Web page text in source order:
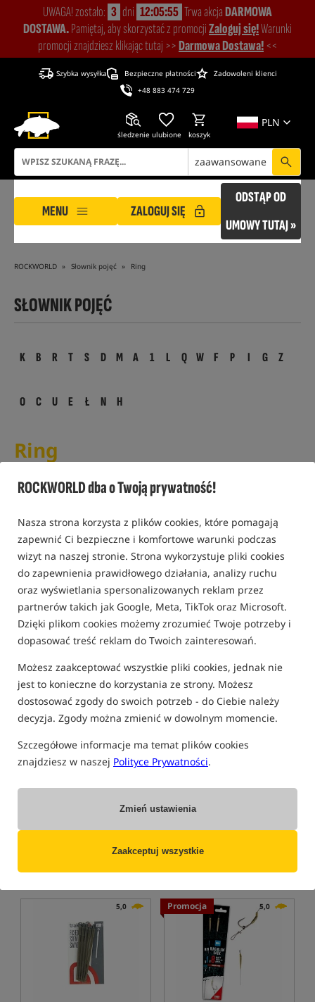
ROCKWORLD dba o Twoją prywatność!
Nasza strona korzysta z plików cookies, które pomagają
zapewnić Ci bezpieczne i komfortowe warunki podczas
wizyt na naszej stronie. Strona wykorzystuje pliki cookies
do zapewnienia prawidłowego działania, analizy ruchu
oraz wyświetlania spersonalizowanych reklam przez
partnerów takich jak Google, Meta, TikTok oraz Microsoft.
Dzięki plikom cookies możemy zrozumieć Twoje potrzeby i
dopasować treść reklam do Twoich zainteresowań.
Możesz zaakceptować wszystkie pliki cookies, jednak nie
jest to konieczne do korzystania ze strony. Możesz
dostosować zgody do swoich potrzeb - do Ciebie należy
decyzja. Zgody można zmienić w dowolnym momencie.
Szczegółowe informacje ma temat plików cookies
znajdziesz w naszej Polityce Prywatności.
Zmień ustawienia
Zaakceptuj wszystkie
UWAGA! zostało: 3 dni 12:05:54 Trwa akcjaDARMOWA
DOSTAWA.Pamiętaj, aby skorzystać z promocjiZaloguj się!Warunki
promocji znajdziesz klikając tutaj >>Darmowa Dostawa! <<
Szybka wysyłka Bezpieczne płatności
Zadowoleni klienci
+48 883 474 729
PLN
śledzenie ulubione koszyk
zaawansowane
MENU ZALOGUJ SIĘ
ODSTĄP OD
UMOWY TUTAJ »
ROCKWORLD Słownik pojęć Ring
SŁOWNIK POJĘĆ
K B R T S D M A 1 L Q W F P I G Z
O C U E Ł N H
Ring
Ring - to z angielskiego pierścień. Pierścienie (kółeczka
metalowe) używane są najcześciej przy konstrukcji
Powiązane terminy:
D-Rig
Blow-Back Rig
PRODUKTY POWIĄZANE
Bestseller!
Avid Carp Ringed Heli Lead
KUP
Korda Spring Bow 5ft + 5ft
Net 42in
1 599,99
KUP
5,0 Promocja 5,0